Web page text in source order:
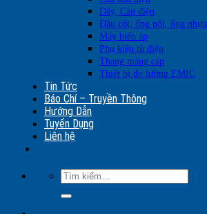
Dây, Cáp điện
Đầu cốt, ống nối, ống nhựa
Máy biến áp
Phụ kiện tủ điện
Thang máng cáp
Thiết bị đo lường EMIC
Tin Tức
Báo Chí – Truyền Thông
Hướng Dẫn
Tuyển Dụng
Liên hệ
Tìm
kiếm: